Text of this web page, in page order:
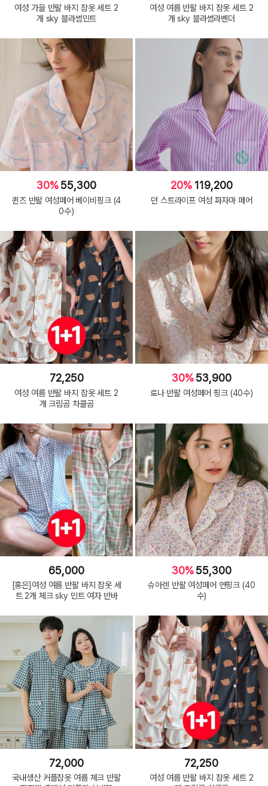
여성 가을 반팔 바지 잠옷 세트 2
개 sky 블라썸민트
여성 여름 반팔 바지 잠옷 세트 2
개 sky 블라썸라벤더
30%55,300
퀸즈 반팔 여성페어 베이비핑크 (4
0수)
20% 119,200
던 스트라이프 여성 파자마 페어
72,250
여성 여름 반팔 바지 잠옷 세트 2
개 크림곰 차콜곰
30% 53,900
로나 반팔 여성페어 핑크 (40수)
65,000
[홍은]여성 여름 반팔 바지 잠옷 세
트 2개 체크 sky 민트 여자 반바
30% 55,300
슈아렌 반팔 여성페어 연핑크 (40
수)
72,000
국내생산 커플잠옷 여름 체크 반팔
72,250
여성 여름 반팔 바지 잠옷 세트 2